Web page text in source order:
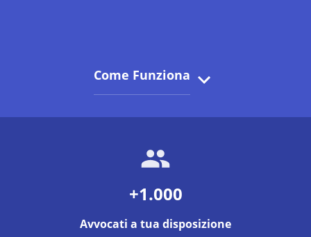
Come Funziona
+1.000
Avvocati a tua disposizione